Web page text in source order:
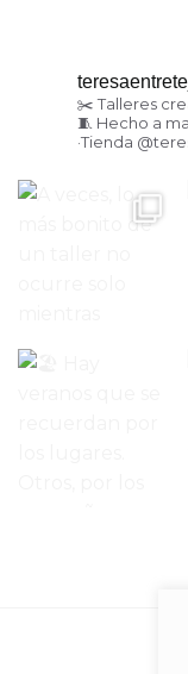
✂️ Talleres
🧵 Hecho a
·Tienda